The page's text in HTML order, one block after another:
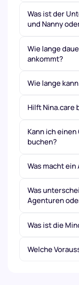
Was ist der
und Nanny
Wie lange
ankommt?
Wie lange
Hilft Nina.care
Kann ich
buchen?
Was macht
Was
Agenturen
Was ist die
Welche